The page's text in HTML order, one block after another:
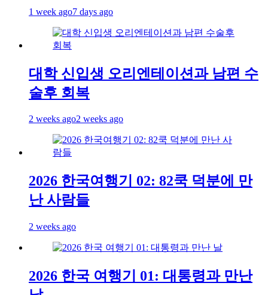
1 week ago7 days ago
대학 신입생 오리엔테이션과 남편 수
술후 회복
2 weeks ago2 weeks ago
2026 한국여행기 02: 82쿡 덕분에 만
난 사람들
2 weeks ago
2026 한국 여행기 01: 대통령과 만난